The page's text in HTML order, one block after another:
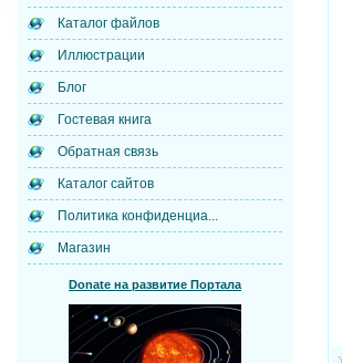
Каталог файлов
Иллюстрации
Блог
Гостевая книга
Обратная связь
Каталог сайтов
Политика конфиденциа...
Магазин
Donate на развитие Портала